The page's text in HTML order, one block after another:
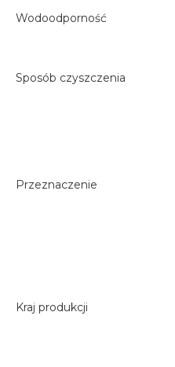
Wodoodporność
Sposób czyszczenia
Przeznaczenie
Kraj produkcji